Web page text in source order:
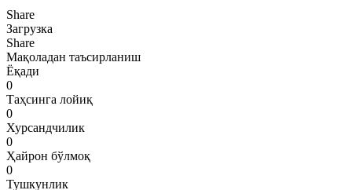
Share
Загрузка
Share
Мақоладан таъсирланиш
Ёқади
0
Таҳсинга лойиқ
0
Хурсандчилик
0
Ҳайрон бўлмоқ
0
Тушкунлик